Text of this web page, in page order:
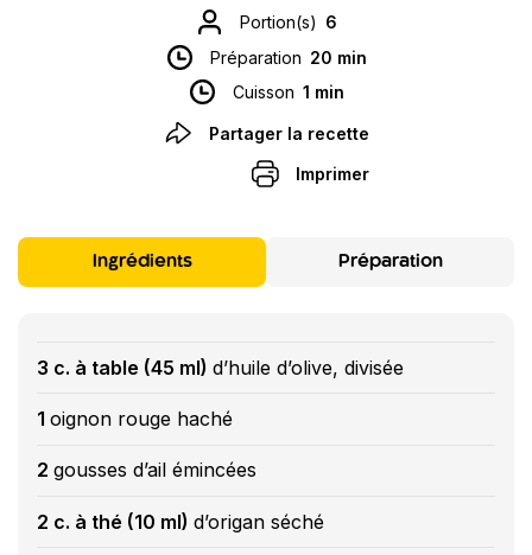
Portion(s) 6
Préparation 20 min
Cuisson 1 min
Partager la recette
Imprimer
Ingrédients Préparation
3 c. à table (45 ml) d’huile d’olive, divisée
1 oignon rouge haché
2 gousses d’ail émincées
2 c. à thé (10 ml) d’origan séché